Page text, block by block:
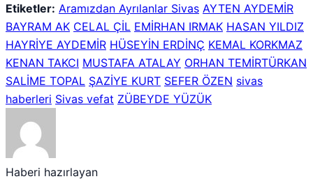
Etiketler: Aramızdan Ayrılanlar Sivas AYTEN AYDEMİR
BAYRAM AK CELAL ÇİL EMİRHAN IRMAK HASAN YILDIZ
HAYRİYE AYDEMİR HÜSEYİN ERDİNÇ KEMAL KORKMAZ
KENAN TAKCI MUSTAFA ATALAY ORHAN TEMİRTÜRKAN
SALİME TOPAL ŞAZİYE KURT SEFER ÖZEN sivas
haberleri Sivas vefat ZÜBEYDE YÜZÜK
Haberi hazırlayan